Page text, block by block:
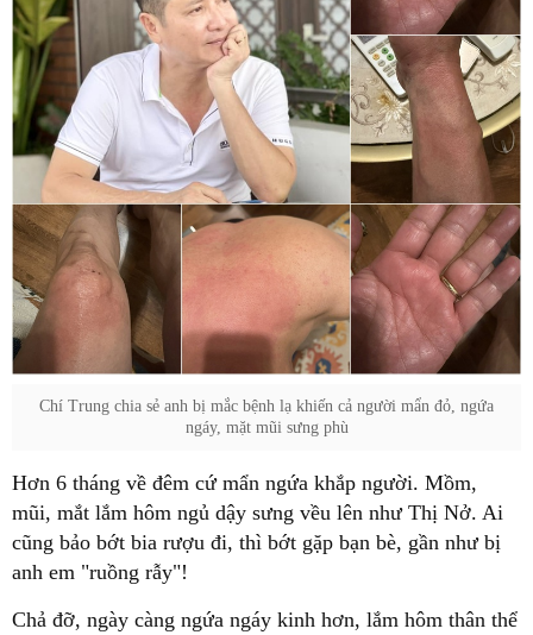
Chí Trung chia sẻ anh bị mắc bệnh lạ khiến cả người mẩn đỏ, ngứa
ngáy, mặt mũi sưng phù
Hơn 6 tháng về đêm cứ mẩn ngứa khắp người. Mồm,
mũi, mắt lắm hôm ngủ dậy sưng vều lên như Thị Nở. Ai
cũng bảo bớt bia rượu đi, thì bớt gặp bạn bè, gần như bị
anh em "ruồng rẫy"!
Chả đỡ, ngày càng ngứa ngáy kinh hơn, lắm hôm thân thể